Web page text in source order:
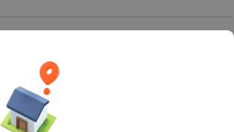
primera compra en tiendas
seleccionadas. Aplican T&C